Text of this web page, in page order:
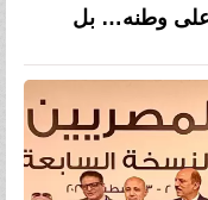
وطنه… بل